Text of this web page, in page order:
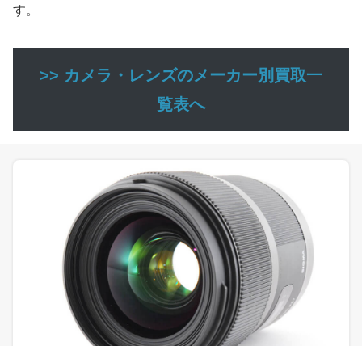
す。
>> カメラ・レンズのメーカー別買取一
覧表へ